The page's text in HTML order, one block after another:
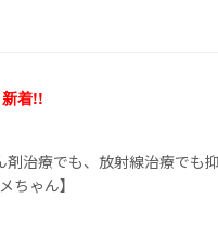
新着!!
治療でも、放射線治療でも
【マメちゃん